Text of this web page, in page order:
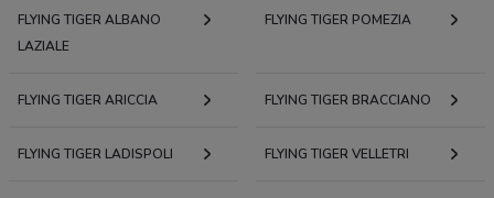
FLYING TIGER ALBANO
LAZIALE
FLYING TIGER POMEZIA
FLYING TIGER ARICCIA FLYING TIGER BRACCIANO
FLYING TIGER LADISPOLI FLYING TIGER VELLETRI